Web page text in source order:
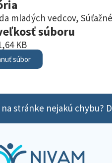
mladých vedcov,
súboru
KB
súbor
na stránke nejakú chybu?